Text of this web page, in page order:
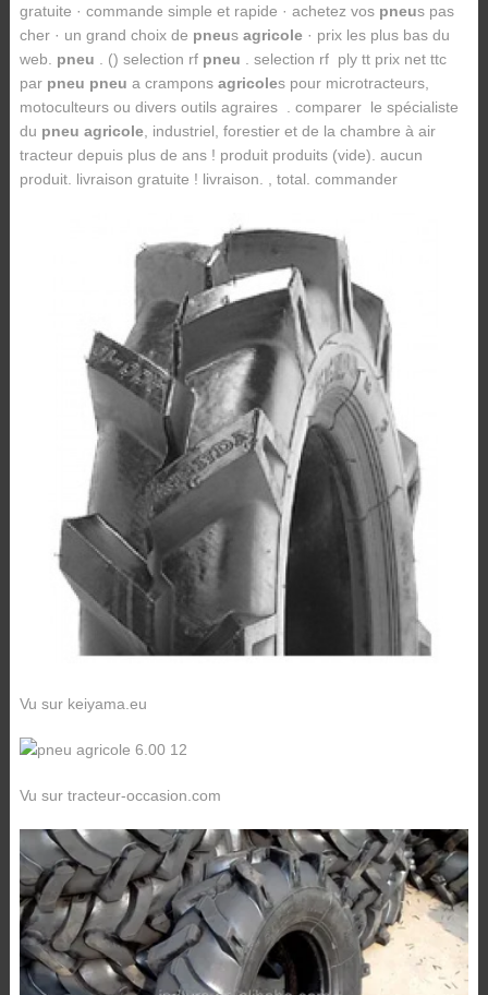
gratuite · commande simple et rapide · achetez vos pneus pas
cher · un grand choix de pneus agricole· prix les plus bas du
web. pneu . () selection rf pneu . selection rf ply tt prix net ttc
par pneu pneu a crampons agricoles pour microtracteurs,
motoculteurs ou divers outils agraires . comparer le spécialiste
du pneu agricole, industriel, forestier et de la chambre à air
tracteur depuis plus de ans ! produit produits (vide). aucun
produit. livraison gratuite ! livraison. , total. commander
Vu sur keiyama.eu
Vu sur tracteur-occasion.com